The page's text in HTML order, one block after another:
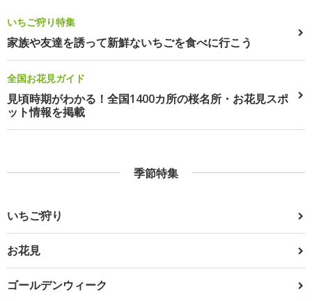
いちご狩り特集
家族や友達を誘って新鮮ないちごを食べに行こう
全国お花見ガイド
見頃時期がわかる！全国1400カ所の桜名所・お花見スポ
ット情報を掲載
季節特集
いちご狩り
お花見
ゴールデンウィーク